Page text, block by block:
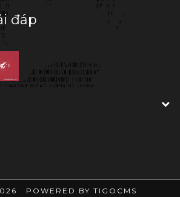
đáp
POWERED BY TIGOCMS